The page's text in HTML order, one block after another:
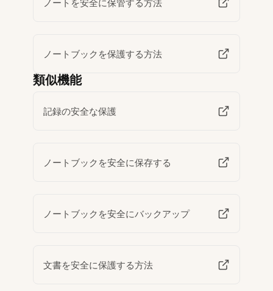
ノートを安全に保管する方法
ノートブックを保護する方法
類似機能
記録の安全な保護
ノートブックを安全に保存する
ノートブックを安全にバックアップ
文書を安全に保護する方法